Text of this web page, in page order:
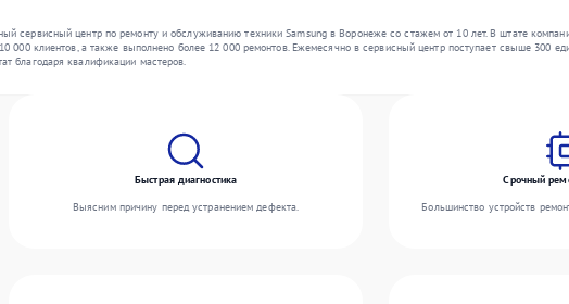
сервисный центр по ремонту и обслуживанию техники Samsung в Воронеже со стажем от 10 лет. В штате
000 клиентов, а также выполнено более 12 000 ремонтов. Ежемесячно в сервисный центр поступает свыше 300
благодаря квалификации мастеров.
Быстрая диагностика
Выясним причину перед устранением дефекта.
Срочный
Большинство устройств